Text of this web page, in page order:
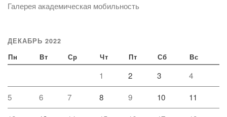
Галерея академическая мобильность
ДЕКАБРЬ 2022
Пн Вт Ср Чт Пт Сб Вс
1 2 3 4
5 6 7 8 9 10 11